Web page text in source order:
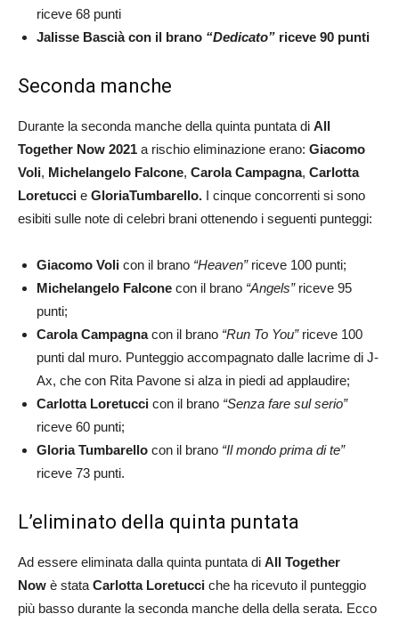
riceve 68 punti
Jalisse Bascià con il brano “Dedicato” riceve 90 punti
Seconda manche
Durante la seconda manche della quinta puntata di All
Together Now 2021 a rischio eliminazione erano: Giacomo
Voli, Michelangelo Falcone, Carola Campagna, Carlotta
Loretucci e GloriaTumbarello. I cinque concorrenti si sono
esibiti sulle note di celebri brani ottenendo i seguenti punteggi:
Giacomo Voli con il brano “Heaven”riceve 100 punti;
Michelangelo Falcone con il brano “Angels”riceve 95
punti;
Carola Campagnacon il brano “Run To You”riceve 100
punti dal muro. Punteggio accompagnato dalle lacrime di J-
Ax, che con Rita Pavone si alza in piedi ad applaudire;
Carlotta Loretucci con il brano “Senza fare sul serio”
riceve 60 punti;
Gloria Tumbarello con il brano “Il mondo prima di te”
riceve 73 punti.
L’eliminato della quinta puntata
Ad essere eliminata dalla quinta puntata di All Together
Now è stataCarlotta Loretucci che ha ricevuto il punteggio
più basso durante la seconda manche della della serata. Ecco